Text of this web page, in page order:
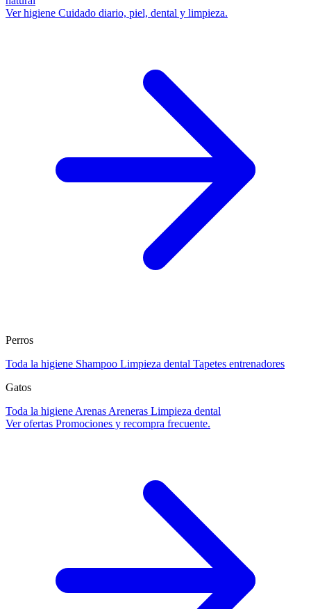
Ver higiene Cuidado diario, piel, dental y limpieza.
Perros
Toda la higiene Shampoo Limpieza dental Tapetes entrenadores
Gatos
Toda la higiene Arenas Areneras Limpieza dental
Ver ofertas Promociones y recompra frecuente.